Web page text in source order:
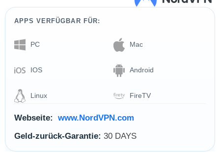
APPS VERFÜGBAR FÜR:
PC Mac
IOS Android
Linux FireTV
Webseite:
www.NordVPN.com
Geld-zurück-Garantie: 30 DAYS